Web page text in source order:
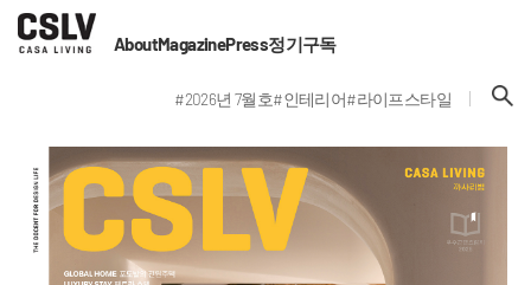
AboutMagazinePress정기구독
#2026년 7월호#인테리어#라이프스타일